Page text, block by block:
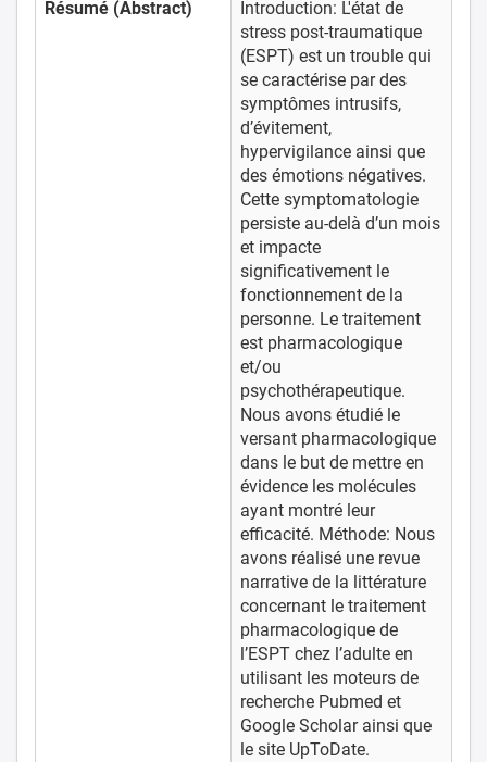
Résumé (Abstract)
Introduction: L'état de
stress post-traumatique
(ESPT) est un trouble qui
se caractérise par des
symptômes intrusifs,
d’évitement,
hypervigilance ainsi que
des émotions négatives.
Cette symptomatologie
persiste au-delà d’un mois
et impacte
significativement le
fonctionnement de la
personne. Le traitement
est pharmacologique
et/ou
psychothérapeutique.
Nous avons étudié le
versant pharmacologique
dans le but de mettre en
évidence les molécules
ayant montré leur
efficacité. Méthode: Nous
avons réalisé une revue
narrative de la littérature
concernant le traitement
pharmacologique de
l’ESPT chez l’adulte en
utilisant les moteurs de
recherche Pubmed et
Google Scholar ainsi que
le site UpToDate.